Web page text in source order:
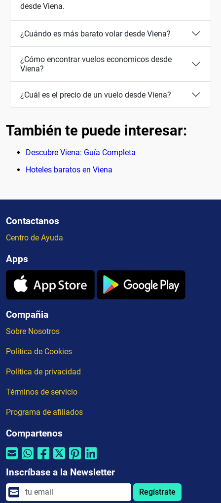
desde Viena.
¿Cuándo es más barato volar desde Viena?
¿Cómo encontrar vuelos economicos desde
Viena?
¿Cuál es el precio de un vuelo desde Viena?
También te puede interesar:
Descubre Viena: Guía Completa
Hoteles baratos en Viena
Contactanos
Centro de Ayuda
Apps
Compañia
Sobre Nosotros
Política de Cookies
Política de privacidad
Términos de servicio
Programa de afiliados
Compartenos
Inscríbase a la Newsletter
Regístrate